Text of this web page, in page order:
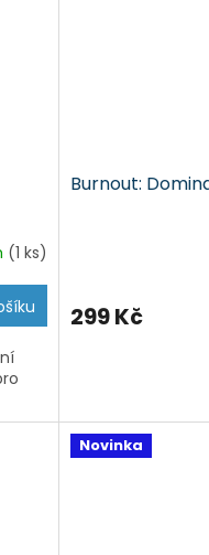
(1 ks)
Burnout:
299 Kč
Novinka